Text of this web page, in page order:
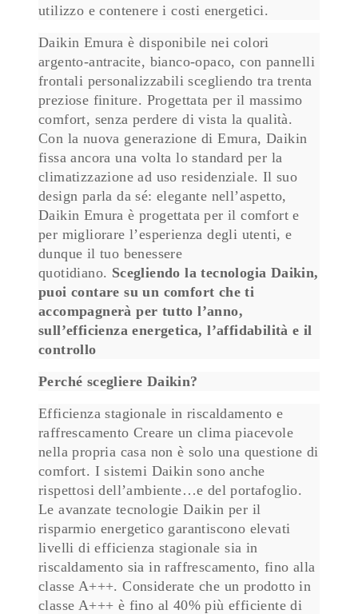
utilizzo e contenere i costi energetici.
Daikin Emura è disponibile nei colori
argento-antracite, bianco-opaco, con pannelli
frontali personalizzabili scegliendo tra trenta
preziose finiture. Progettata per il massimo
comfort, senza perdere di vista la qualità.
Con la nuova generazione di Emura, Daikin
fissa ancora una volta lo standard per la
climatizzazione ad uso residenziale. Il suo
design parla da sé: elegante nell’aspetto,
Daikin Emura è progettata per il comfort e
per migliorare l’esperienza degli utenti, e
dunque il tuo benessere
quotidiano. Scegliendo la tecnologia Daikin,
puoi contare su un comfort che ti
accompagnerà per tutto l’anno,
sull’efficienza energetica, l’affidabilità e il
controllo
Perché scegliere Daikin?
Efficienza stagionale in riscaldamento e
raffrescamento Creare un clima piacevole
nella propria casa non è solo una questione di
comfort. I sistemi Daikin sono anche
rispettosi dell’ambiente…e del portafoglio.
Le avanzate tecnologie Daikin per il
risparmio energetico garantiscono elevati
livelli di efficienza stagionale sia in
riscaldamento sia in raffrescamento, fino alla
classe A+++. Considerate che un prodotto in
classe A+++ è fino al 40% più efficiente di